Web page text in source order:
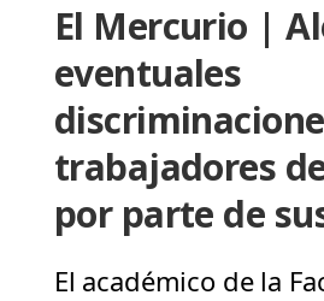
El Mercurio |
eventuales
trabajadores
por parte de
El académico de la